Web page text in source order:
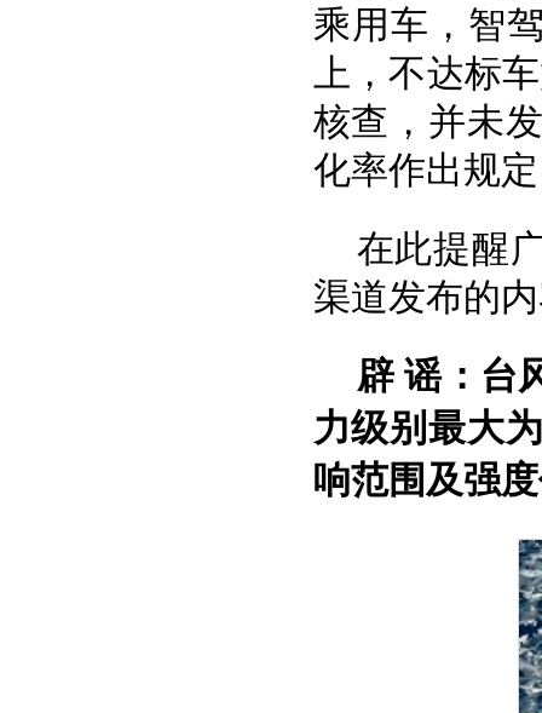
乘用车，智
上，不达标
核查，并未
化率作出规
在此提醒
渠道发布的
辟 谣：台
力级别最大
响范围及强